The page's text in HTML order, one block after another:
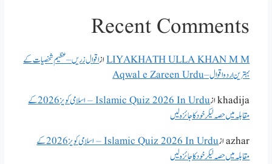
Recent Comments
LIYAKHATH ULLA KHAN M Mازاقوال زریں – عظیم شخصیات کے
بہترین اردو اقوال – Aqwal e Zareen Urdu
khadijaاز
Islamic Quiz 2026 In Urdu – اسلامی کویز 2026 کے
مقابلہ میں حصہ لیکر خود کا جائزہ لیں
azharاز
Islamic Quiz 2026 In Urdu – اسلامی کویز 2026 کے
مقابلہ میں حصہ لیکر خود کا جائزہ لیں